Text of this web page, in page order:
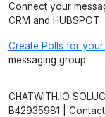
Connect your
CRM and HUBSPOT
Create Polls for your
messaging group
CHATWITH.IO
B42935981 |